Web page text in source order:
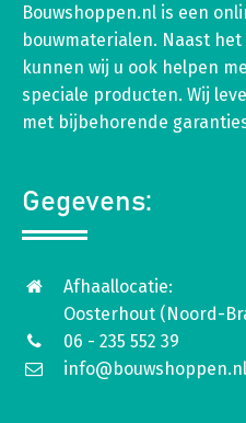
Bouwshoppen.nl is een
bouwmaterialen. Naast
kunnen wij u ook helpen
speciale producten. Wij
met bijbehorende
Gegevens:
Afhaallocatie:
Oosterhout (Noord-
06 - 235 552 39
info@bouwshoppen.nl